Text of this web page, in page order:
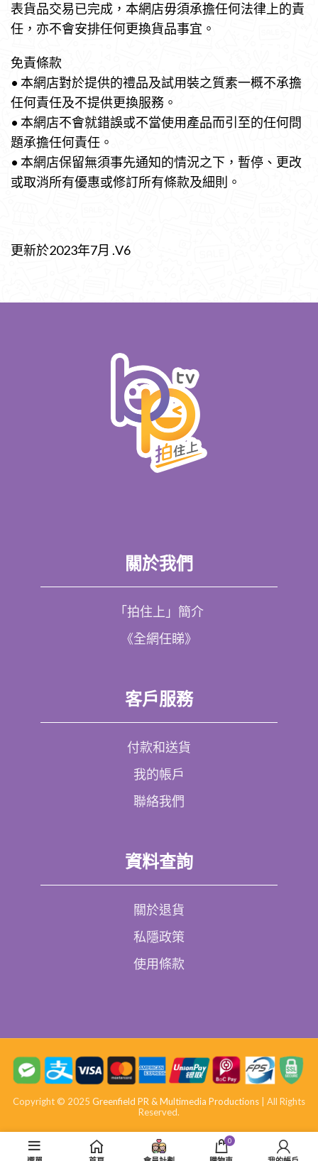
表貨品交易已完成，本網店毋須承擔任何法律上的責
任，亦不會安排任何更換貨品事宜。
免責條款
• 本網店對於提供的禮品及試用裝之質素一概不承擔
任何責任及不提供更換服務。
• 本網店不會就錯誤或不當使用產品而引至的任何問
題承擔任何責任。
• 本網店保留無須事先通知的情況之下，暫停、更改
或取消所有優惠或修訂所有條款及細則。
更新於2023年7月 .V6
關於我們
「拍住上」簡介
《全網任睇》
客戶服務
付款和送貨
我的帳戶
聯絡我們
資料查詢
關於退貨
私隱政策
使用條款
Copyright © 2025 Greenfield PR & Multimedia Productions | All Rights
Reserved.
0